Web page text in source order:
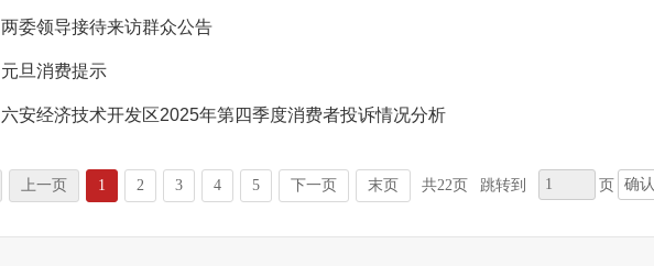
两委领导接待来访群众公告
元旦消费提示
六安经济技术开发区2025年第四季度消费者投诉情况分析
上一页 1 2 3 4 5 下一页 末页 共22页 跳转到 页 确认